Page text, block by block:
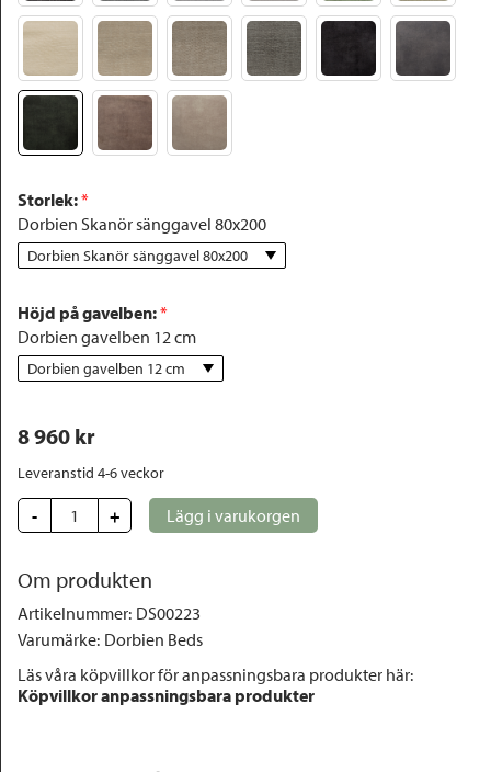
Storlek: *
Dorbien Skanör sänggavel 80x200
Dorbien Skanör sänggavel 80x200
Höjd på gavelben: *
Dorbien gavelben 12 cm
Dorbien gavelben 12 cm
8 960 kr
Leveranstid 4-6 veckor
- + Lägg i varukorgen
Om produkten
Artikelnummer: DS00223
Varumärke: Dorbien Beds
Läs våra köpvillkor för anpassningsbara produkter här:
Köpvillkor anpassningsbara produkter